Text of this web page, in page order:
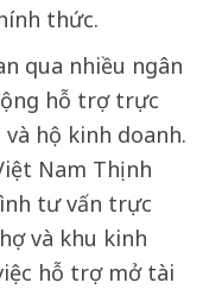
thức.
qua nhiều ngân
hỗ trợ trực
hộ kinh doanh.
Nam Thịnh
tư vấn trực
và khu kinh
hỗ trợ mở tài